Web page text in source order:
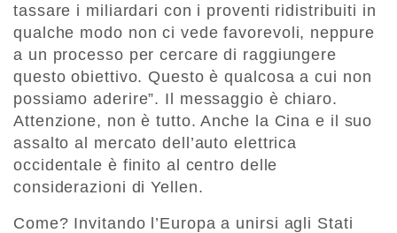
tassare i miliardari con i proventi ridistribuiti in
qualche modo non ci vede favorevoli, neppure
a un processo per cercare di raggiungere
questo obiettivo. Questo è qualcosa a cui non
possiamo aderire”. Il messaggio è chiaro.
Attenzione, non è tutto. Anche la Cina e il suo
assalto al mercato dell’auto elettrica
occidentale è finito al centro delle
considerazioni di Yellen.
Come? Invitando l’Europa a unirsi agli Stati